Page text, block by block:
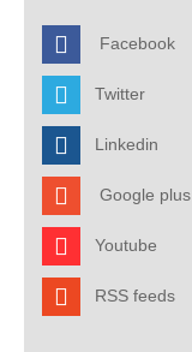
Facebook
Twitter
Linkedin
Google plus
Youtube
RSS feeds